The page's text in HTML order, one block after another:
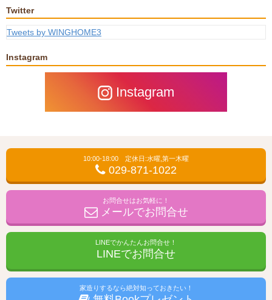
Twitter
Tweets by WINGHOME3
Instagram
Instagram
10:00-18:00 定休日:水曜,第一木曜
029-871-1022
お問合せはお気軽に！
メールでお問合せ
LINEでかんたんお問合せ！
LINEでお問合せ
家造りするなら絶対知っておきたい！